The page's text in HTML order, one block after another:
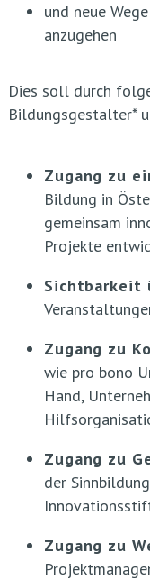
und neue
anzugehen
Dies soll durch
Bildungsgestalter*
Zugang zu
Bildung in
gemeinsam
Projekte
Sichtbarkeit
Zugang zu
wie pro bono
Hand,
Zugang zu
der
Zugang zu